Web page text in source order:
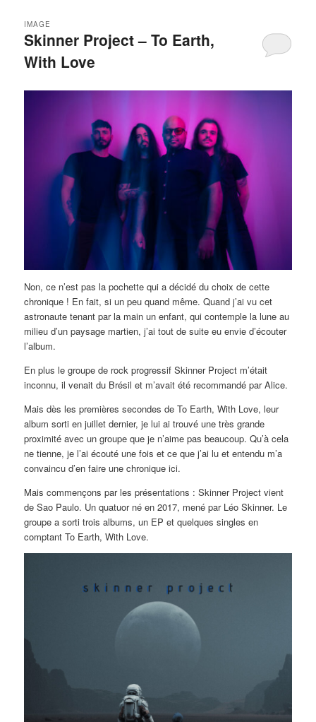
Skinner Project – To Earth,
With Love
IMAGE
Non, ce n’est pas la pochette qui a décidé du choix de cette
chronique ! En fait, si un peu quand même. Quand j’ai vu cet
astronaute tenant par la main un enfant, qui contemple la lune au
milieu d’un paysage martien, j’ai tout de suite eu envie d’écouter
l’album.
En plus le groupe de rock progressif Skinner Project m’était
inconnu, il venait du Brésil et m’avait été recommandé par Alice.
Mais dès les premières secondes de To Earth, With Love, leur
album sorti en juillet dernier, je lui ai trouvé une très grande
proximité avec un groupe que je n’aime pas beaucoup. Qu’à cela
ne tienne, je l’ai écouté une fois et ce que j’ai lu et entendu m’a
convaincu d’en faire une chronique ici.
Mais commençons par les présentations : Skinner Project vient
de Sao Paulo. Un quatuor né en 2017, mené par Léo Skinner. Le
groupe a sorti trois albums, un EP et quelques singles en
comptant To Earth, With Love.